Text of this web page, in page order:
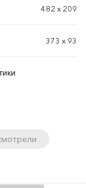
482 х 209
373 х 93